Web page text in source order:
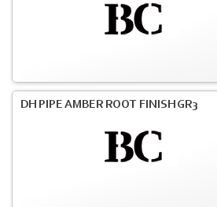
DH PIPE AMBER ROOT FINISH GR3